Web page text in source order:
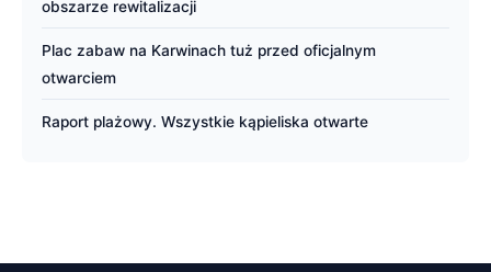
obszarze rewitalizacji
Plac zabaw na Karwinach tuż przed oficjalnym
otwarciem
Raport plażowy. Wszystkie kąpieliska otwarte